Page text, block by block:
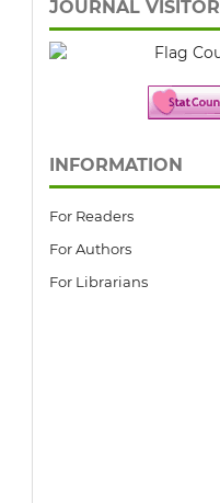
JOURNAL VISITOR
INFORMATION
For Readers
For Authors
For Librarians